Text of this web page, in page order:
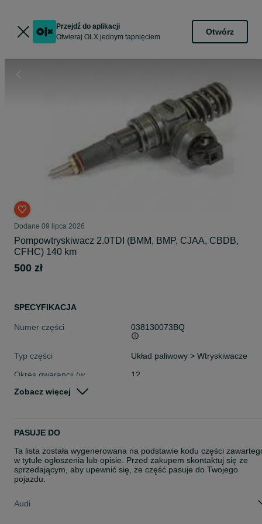
Przejdź do aplikacji
Otwieraj OLX jednym tapnięciem
Otwórz
Dodane 09 lipca 2026
Pompowtryskiwacz 2.0TDI (BMM, BMP, CJAA, CBDB,
CFHC) 140 km
500 zł
SPECYFIKACJA
Numer części 038130073BQ
Typ części
Układ paliwowy > Wtryskiwacze
Okres gwarancji (w
12
Zobacz więcej
PASUJE DO
Ta lista została wygenerowana na podstawie kodu części
w tytule ogłoszenia lub opisie. Przed zakupem skontaktuj się ze
sprzedającym, aby upewnić się, że część pasuje do Twojego
pojazdu.
Audi